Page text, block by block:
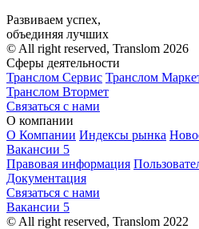
Развиваем успех,
объединяя лучших
© All right reserved, Translom 2026
Сферы деятельности
Транслом Сервис Транслом
Транслом Втормет
Связаться с нами
О компании
О Компании Индексы рынка
Вакансии 5
Правовая информация
Документация
Связаться с нами
Вакансии 5
© All right reserved, Translom 2022